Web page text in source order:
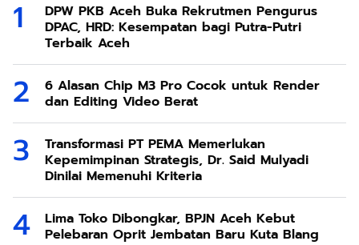
DPW PKB Aceh Buka Rekrutmen Pengurus
DPAC, HRD: Kesempatan bagi Putra-Putri
Terbaik Aceh
6 Alasan Chip M3 Pro Cocok untuk Render
dan Editing Video Berat
Transformasi PT PEMA Memerlukan
Kepemimpinan Strategis, Dr. Said Mulyadi
Dinilai Memenuhi Kriteria
Lima Toko Dibongkar, BPJN Aceh Kebut
Pelebaran Oprit Jembatan Baru Kuta Blang